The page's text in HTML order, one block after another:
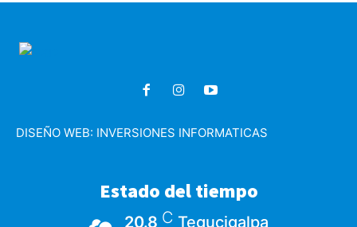
DISEÑO WEB: INVERSIONES INFORMATICAS
Estado del tiempo
20.8 C Tegucigalpa